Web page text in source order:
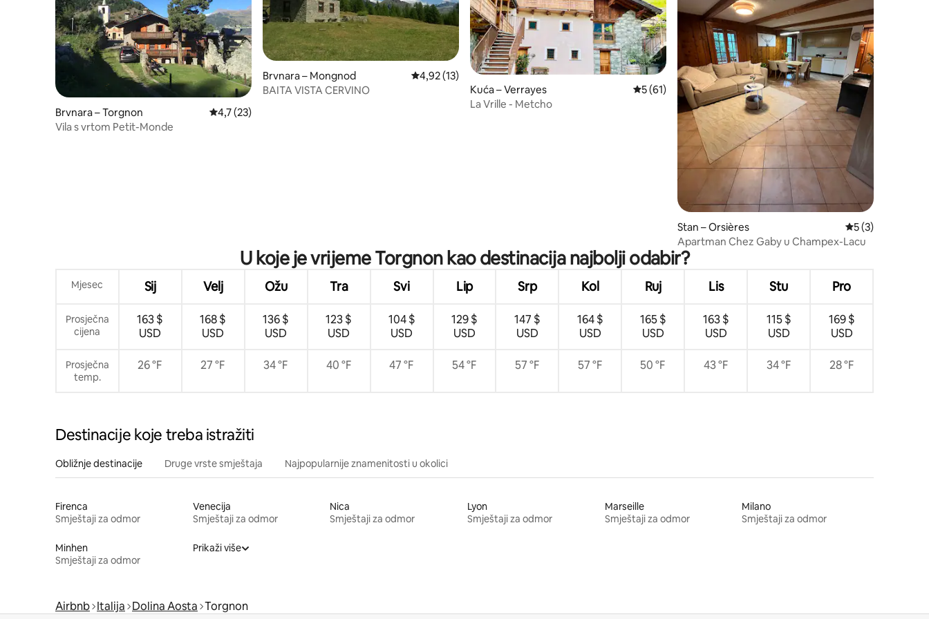
Brvnara – Torgnon Prosječna ocjena: 4,7/5, recenzija: 23
4,7 (23)
Vila s vrtom Petit-Monde
Brvnara – Mongnod Prosječna ocjena: 4,92/5, recenzija: 13
4,92 (13)
BAITA VISTA CERVINO
Kuća – Verrayes Prosječna ocjena: 5/5, recenzija: 61
5 (61)
La Vrille - Metcho
Stan – Orsières Prosječna
5 (3)
Apartman Chez Gaby u Champex-Lacu
U koje je vrijeme Torgnon kao destinacija najbolji odabir?
Mjesec Sij Velj Ožu Tra Svi Lip Srp Kol Ruj Lis Stu Pro
Prosječna
cijena
163 $
USD
168 $
USD
136 $
USD
123 $
USD
104 $
USD
129 $
USD
147 $
USD
164 $
USD
165 $
USD
163 $
USD
115 $
USD
169 $
USD
Prosječna
temp.
26 °F 27 °F 34 °F 40 °F 47 °F 54 °F 57 °F 57 °F 50 °F 43 °F 34 °F 28 °F
Destinacije koje treba istražiti
Obližnje destinacije Druge vrste smještaja Najpopularnije znamenitosti u okolici
Firenca
Smještaji za odmor
Venecija
Smještaji za odmor
Nica
Smještaji za odmor
Lyon
Smještaji za odmor
Marseille
Smještaji za odmor
Milano
Smještaji za odmor
Minhen
Smještaji za odmor
Prikaži više
Airbnb Italija Dolina Aosta Torgnon